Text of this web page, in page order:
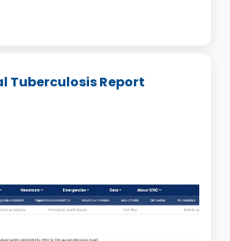
Tuberculosis Report